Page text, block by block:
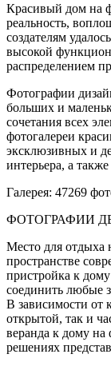
Красивый дом на
реальность,
создателям
высокой
распределением
Фотографии
больших и
сочетания всех
фотогалереи
эксклюзивных и
интерьера, а
Галерея: 47269
ФОТОГРАФИИ
Место для отдыха
пространстве
пристройка к
соединить любые
В зависимости от
открытой, так и
веранда к дому на
решениях